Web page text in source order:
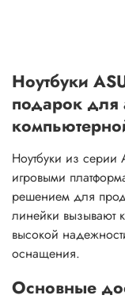
Ноутбуки
подарок для
Ноутбуки из серии
игровыми
решением для
линейки вызывают
высокой
оснащения.
Основные